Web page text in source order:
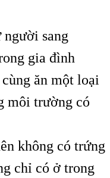
sang
gia đình
ăn một loại
môi trường có
không có trứng
chỉ có ở trong